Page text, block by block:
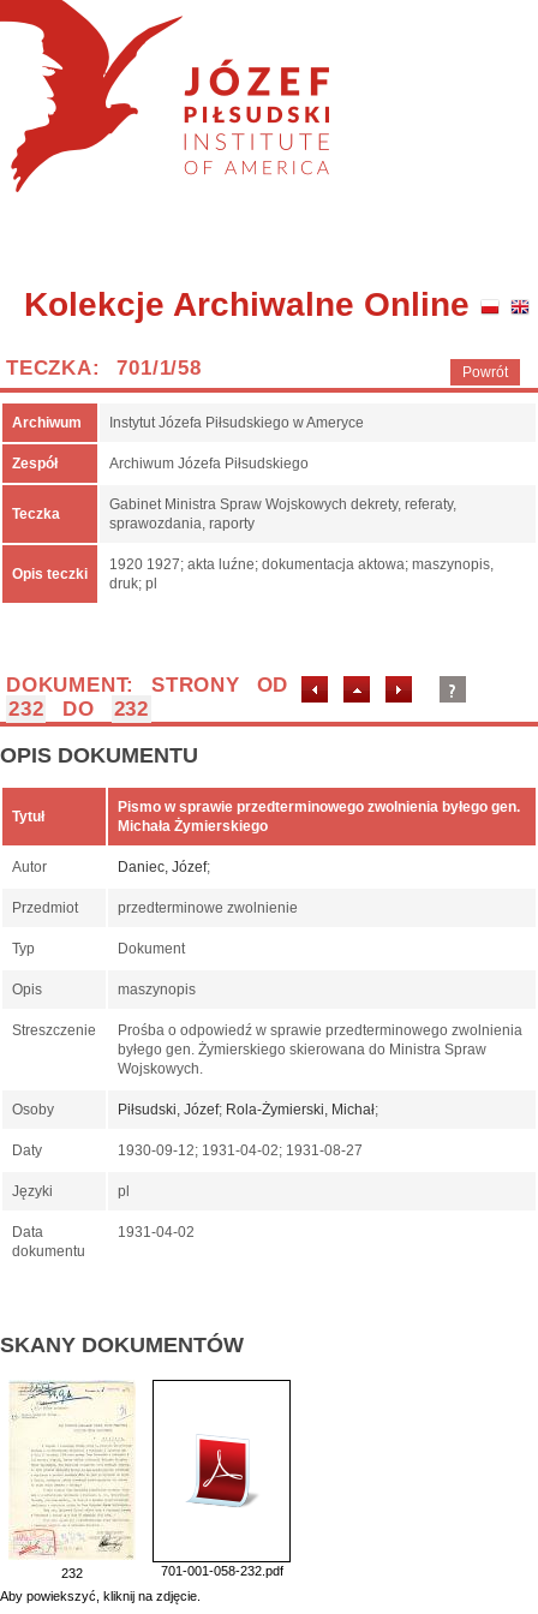
Kolekcje Archiwalne Online
Powrót
TECZKA: 701/1/58
Archiwum Instytut Józefa Piłsudskiego w Ameryce
Zespół Archiwum Józefa Piłsudskiego
Teczka
Gabinet Ministra Spraw Wojskowych dekrety, referaty,
sprawozdania, raporty
Opis teczki
1920 1927; akta luźne; dokumentacja aktowa; maszynopis,
druk; pl
DOKUMENT: STRONY OD
232
DO 232
OPIS DOKUMENTU
Tytuł
Pismo w sprawie przedterminowego zwolnienia byłego gen.
Michała Żymierskiego
Autor Daniec, Józef;
Przedmiot przedterminowe zwolnienie
Typ Dokument
Opis maszynopis
Streszczenie
Prośba o odpowiedź w sprawie przedterminowego zwolnienia
byłego gen. Żymierskiego skierowana do Ministra Spraw
Wojskowych.
Osoby Piłsudski, Józef; Rola-Żymierski, Michał;
Daty 1930-09-12; 1931-04-02; 1931-08-27
Języki pl
Data
dokumentu
1931-04-02
SKANY DOKUMENTÓW
232
701-001-058-232.pdf
Aby powiekszyć, kliknij na zdjęcie.